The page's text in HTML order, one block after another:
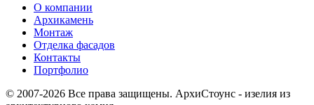
О компании
Архикамень
Монтаж
Отделка фасадов
Контакты
Портфолио
© 2007-2026 Все права защищены. АрхиСтоунс - изелия из